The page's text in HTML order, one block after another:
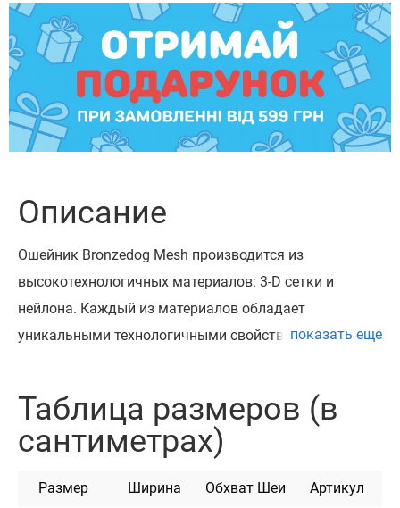
Описание
Ошейник Bronzedog Mesh производится из
высокотехнологичных материалов: 3-D сетки и
нейлона. Каждый из материалов обладает
уникальными технологичными свойствами. Одно из
условиях. Ошейники Bronzedog Mesh обладает
устойчивостью к взаимодействию с водной средой и
деформация или потеря цвета, если Ваша собака
показать еще
Таблица размеров (в
сантиметрах)
Размер Ширина Обхват Шеи Артикул